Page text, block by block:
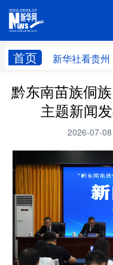
首页 新华社看贵州
新华社看贵州 新观
贵州要闻 贵州领
畅游贵州 数字贵
光影贵州 部门
融媒联播
六盘水 毕节
黔东南苗族侗
主题新闻
2026-07-